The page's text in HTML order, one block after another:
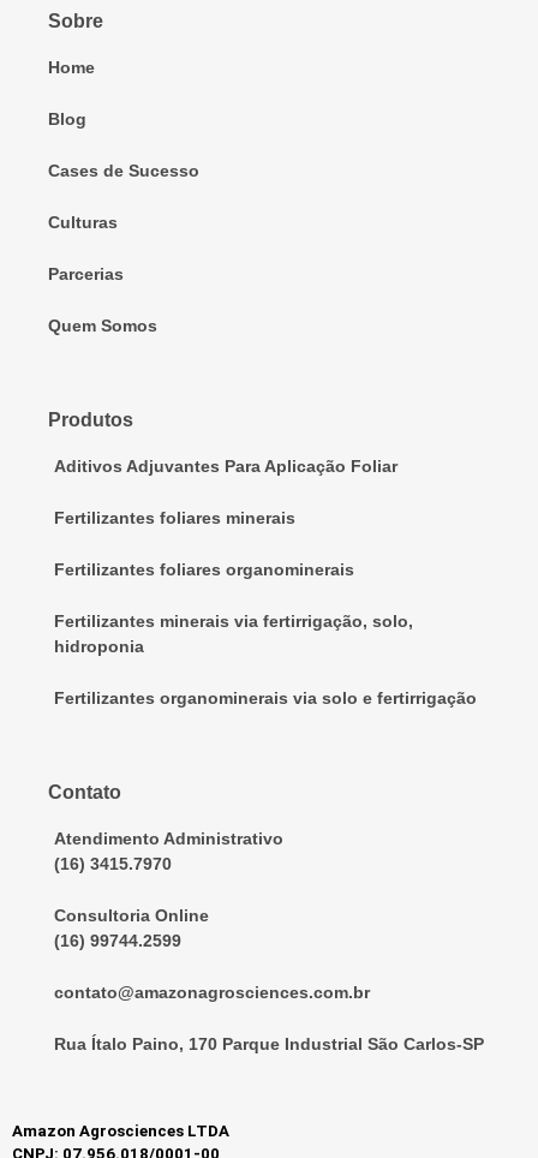
Sobre
Home
Blog
Cases de Sucesso
Culturas
Parcerias
Quem Somos
Produtos
Aditivos Adjuvantes Para Aplicação Foliar
Fertilizantes foliares minerais
Fertilizantes foliares organominerais
Fertilizantes minerais via fertirrigação, solo,
hidroponia
Fertilizantes organominerais via solo e fertirrigação
Contato
Atendimento Administrativo
(16) 3415.7970
Consultoria Online
(16) 99744.2599
contato@amazonagrosciences.com.br
Rua Ítalo Paino, 170 Parque Industrial São Carlos-SP
Amazon Agrosciences LTDA
CNPJ: 07.956.018/0001-00